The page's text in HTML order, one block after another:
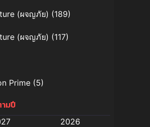
(ผจญภัย) (189)
(ผจญภัย) (117)
Prime (5)
ะตูหลัง)
มปี
2026